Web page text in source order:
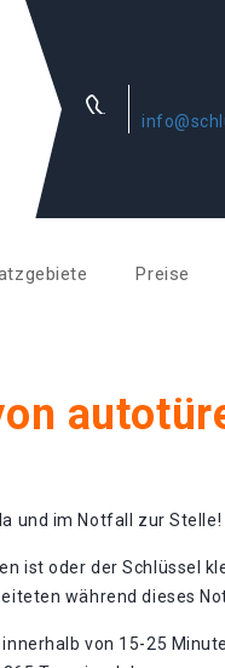
Preise
und im Notfall zur Stelle!
ist oder der Schlüssel
während dieses
von 15-25